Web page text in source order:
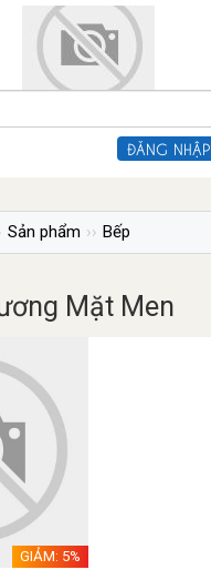
ĐĂNG NHẬP
Sản phẩm Bếp
Mặt Men
GIẢM: 5%